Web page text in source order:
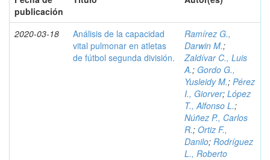
publicación
2020-03-18
Análisis de la capacidad
vital pulmonar en atletas
de fútbol segunda división.
Ramírez G.,
Darwin M.;
Zaldívar C., Luis
A.; Gordo G.,
Yusleidy M.; Pérez
I., Giorver; López
T., Alfonso L.;
Núñez P., Carlos
R.; Ortiz F.,
Danilo; Rodríguez
L., Roberto